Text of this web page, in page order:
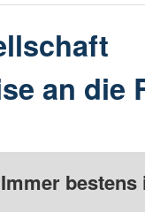
an die